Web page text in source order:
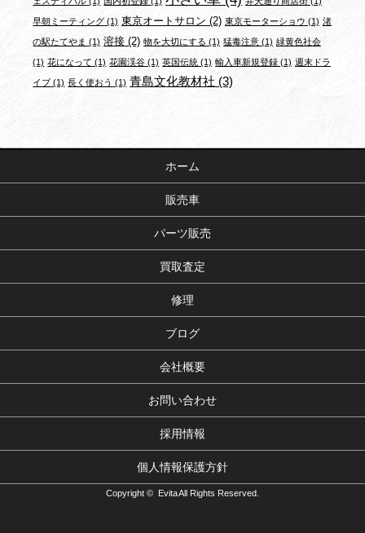
早朝ミーティング (1) 東京オートサロン (2) 東京モーターショウ (1) 渚
の駅たてやま (1) 溶接 (2) 物を大切にする (1) 猛毒注意 (1) 緑黄色社会
(1) 花になって (1) 花園渓谷 (1) 英国伝統 (1) 輸入車新規登録(1) 週末ドラ
イブ (1) 長く使おう (1) 青島文化教材社 (3)
ホーム
販売車
パーツ販売
買取査定
修理
ブログ
会社概要
お問い合わせ
採用情報
個人情報保護方針
Copyright © Evita All Rights Reserved.